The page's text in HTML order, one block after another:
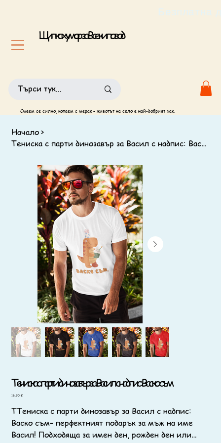
Щипка хумор за Всеки повод
Смеем се силно, копаем с мерак – животът на село е най-добрият хак.
Начало>
Тениска с парти динозавър за Васил с надпис: Васко съм
Тениска с парти динозавър за Васил с надпис: Васко съм
Цена
16,90 €
ТТениска с парти динозавър за Васил с надпис:
Васко съм– перфектният подарък за мъж на име
Васил! Подходяща за имен ден, рожден ден или